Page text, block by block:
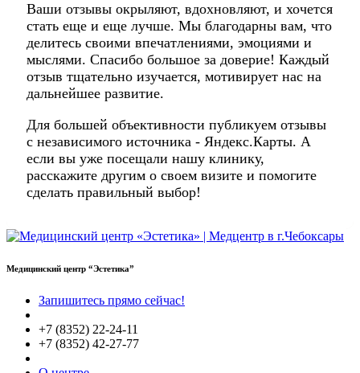
Ваши отзывы окрыляют, вдохновляют, и хочется
стать еще и еще лучше. Мы благодарны вам, что
делитесь своими впечатлениями, эмоциями и
мыслями. Спасибо большое за доверие! Каждый
отзыв тщательно изучается, мотивирует нас на
дальнейшее развитие.
Для большей объективности публикуем отзывы
с независимого источника - Яндекс.Карты. А
если вы уже посещали нашу клинику,
расскажите другим о своем визите и помогите
сделать правильный выбор!
Медицинский центр “Эстетика”
Запишитесь прямо сейчас!
+7 (8352) 22-24-11
+7 (8352) 42-27-77